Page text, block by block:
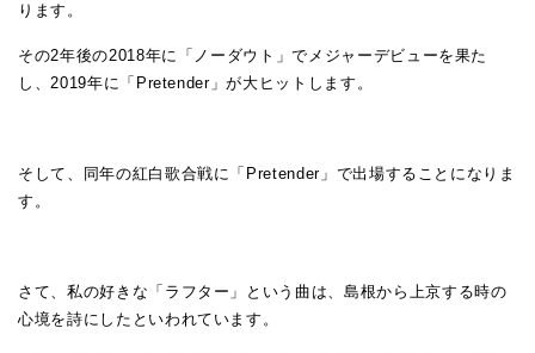
ります。
その2年後の2018年に「ノーダウト」でメジャーデビューを果た
し、2019年に「Pretender」が大ヒットします。
そして、同年の紅白歌合戦に「Pretender」で出場することになりま
す。
さて、私の好きな「ラフター」という曲は、島根から上京する時の
心境を詩にしたといわれています。